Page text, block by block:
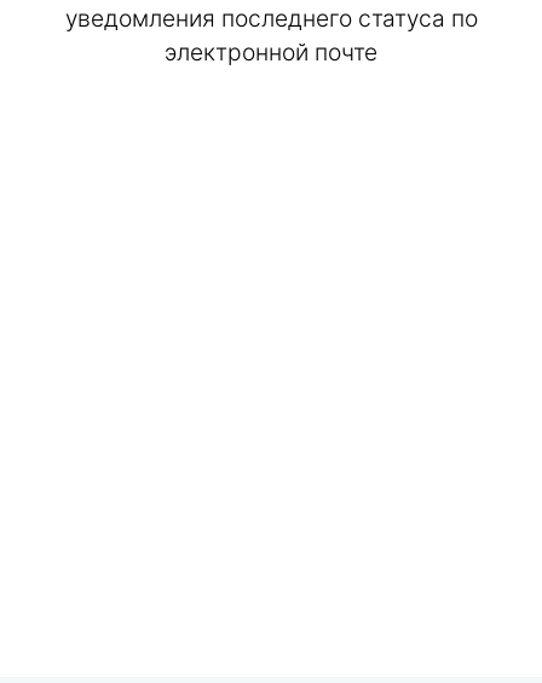
уведомления последнего статуса по
электронной почте